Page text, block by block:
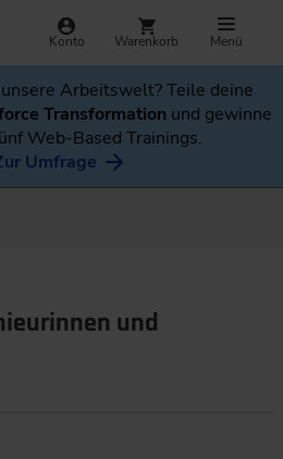
Konto Warenkorb Menü
Arbeitswelt? Teile deine
Transformation und gewinne
Web-Based Trainings.
Umfrage
und